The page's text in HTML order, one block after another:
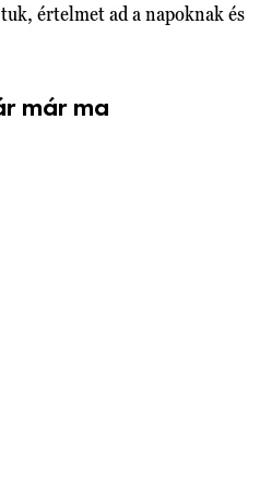
értelmet ad a napoknak és
már ma